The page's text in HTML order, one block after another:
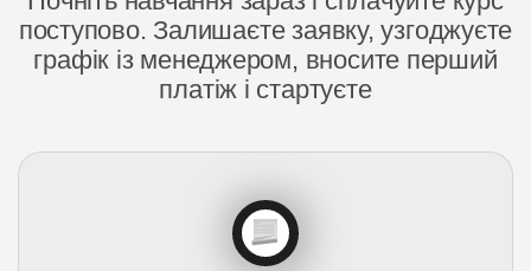
поступово. Залишаєте заявку, узгоджуєте
графік із менеджером, вносите перший
платіж і стартуєте